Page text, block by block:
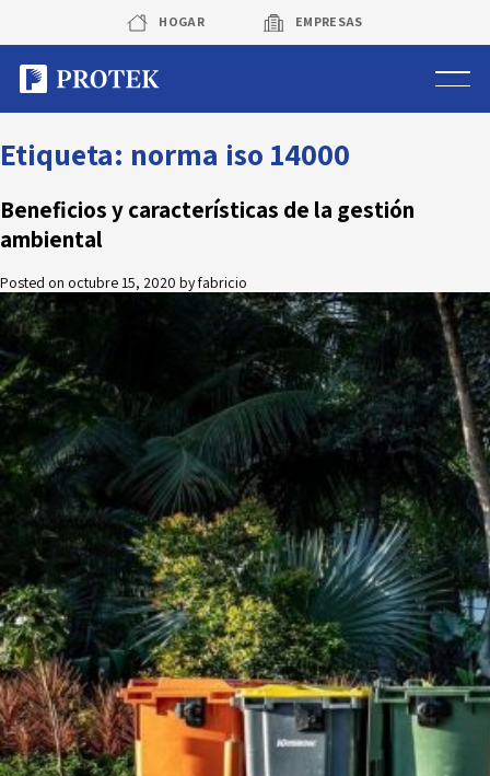
content
HOGAR EMPRESAS
Sistema de alarmas
Sistema de cámaras
Protek Personas
Corredora de seguros
Sobre Protek
Trabaja con nosotros
Novedades
Faq
Contacto
Área de clientes
Etiqueta: norma iso 14000
Beneficios y características de la gestión
ambiental
Posted on octubre 15, 2020 byfabricio